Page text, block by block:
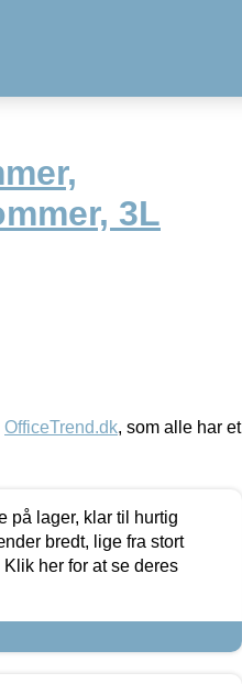
3L
OfficeTrend.dk, som alle har et
på lager, klar til hurtig
bredt, lige fra stort
her for at se deres